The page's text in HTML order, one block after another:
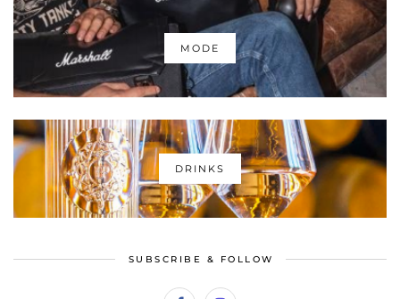
MODE
DRINKS
SUBSCRIBE & FOLLOW